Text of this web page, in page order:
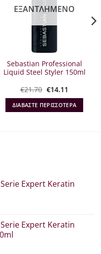
ΕΞΑΝΤΛΗΜΈΝΟ
Sebastian Professional
Liquid Steel Styler 150ml
€21.70 Original
price
was:
€21.70.
€14.11
τιμή
είναι:
€14.11.
ΔΙΑΒΆΣΤΕ ΠΕΡΙΣΣΌΤΕΡΑ
Expert Keratin
Expert Keratin